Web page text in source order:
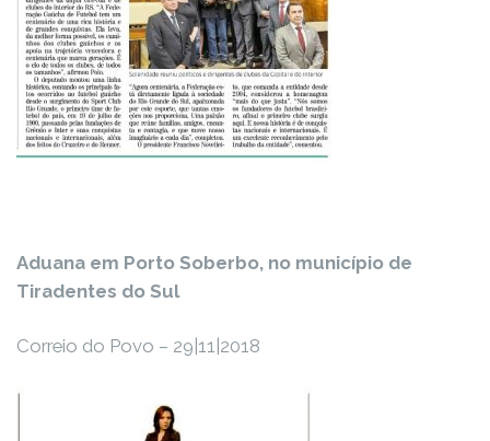
Aduana em Porto Soberbo, no município de
Tiradentes do Sul
Correio do Povo – 29|11|2018